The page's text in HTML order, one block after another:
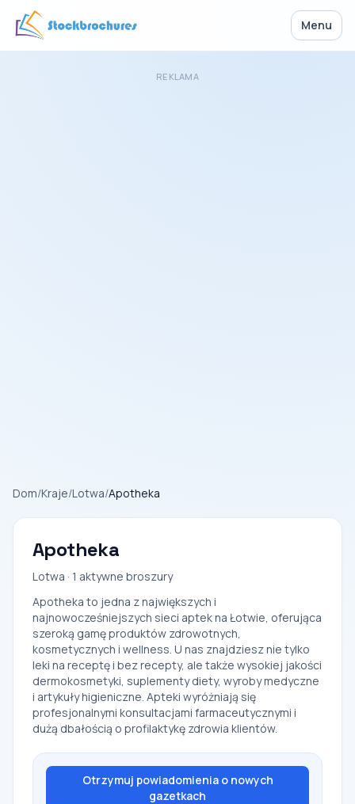
Menu
REKLAMA
Dom/Kraje/Lotwa/Apotheka
Apotheka
Lotwa · 1 aktywne broszury
Apotheka to jedna z największych i
najnowocześniejszych sieci aptek na Łotwie, oferująca
szeroką gamę produktów zdrowotnych,
kosmetycznych i wellness. U nas znajdziesz nie tylko
leki na receptę i bez recepty, ale także wysokiej jakości
dermokosmetyki, suplementy diety, wyroby medyczne
i artykuły higieniczne. Apteki wyróżniają się
profesjonalnymi konsultacjami farmaceutycznymi i
dużą dbałością o profilaktykę zdrowia klientów.
Otrzymuj powiadomienia o nowych
gazetkach